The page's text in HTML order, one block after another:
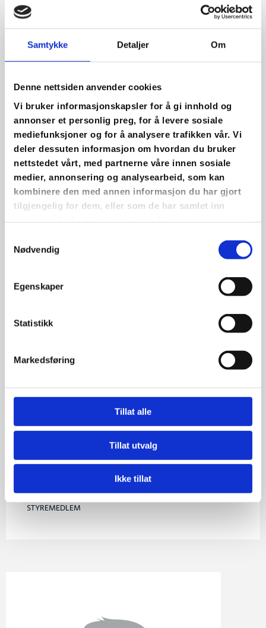
Samtykke Detaljer Om
Denne nettsiden anvender cookies
Vi bruker informasjonskapsler for å gi innhold og
annonser et personlig preg, for å levere sosiale
mediefunksjoner og for å analysere trafikken vår. Vi
deler dessuten informasjon om hvordan du bruker
nettstedet vårt, med partnerne våre innen sosiale
medier, annonsering og analysearbeid, som kan
kombinere den med annen informasjon du har gjort
tilgjengelig for dem, eller som de har samlet inn
Nødvendig
Egenskaper
Statistikk
Markedsføring
Tillat alle
Tillat utvalg
Ikke tillat
Anders S. Rettedal
STYREMEDLEM
Monica Rose Falkeid
STYREMEDLEM